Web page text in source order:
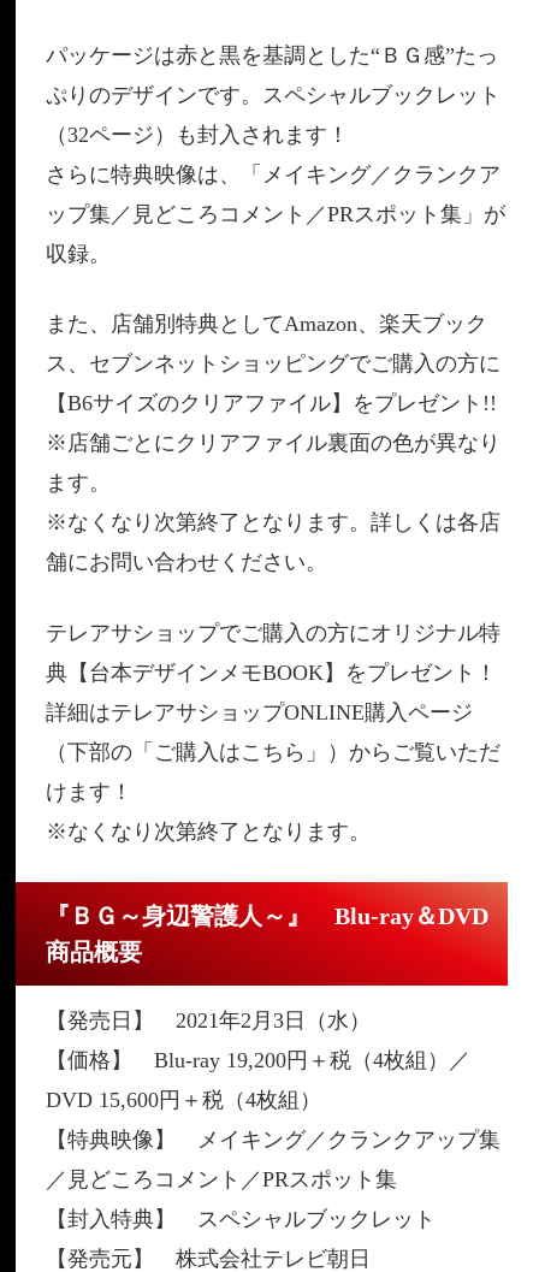
パッケージは赤と黒を基調とした“ＢＧ感”たっ
ぷりのデザインです。スペシャルブックレット
（32ページ）も封入されます！
さらに特典映像は、「メイキング／クランクア
ップ集／見どころコメント／PRスポット集」が
収録。
また、店舗別特典としてAmazon、楽天ブック
ス、セブンネットショッピングでご購入の方に
【B6サイズのクリアファイル】をプレゼント!!
※店舗ごとにクリアファイル裏面の色が異なり
ます。
※なくなり次第終了となります。詳しくは各店
舗にお問い合わせください。
テレアサショップでご購入の方にオリジナル特
典【台本デザインメモBOOK】をプレゼント！
詳細はテレアサショップONLINE購入ページ
（下部の「ご購入はこちら」）からご覧いただ
けます！
※なくなり次第終了となります。
『ＢＧ～身辺警護人～』 Blu-ray＆DVD
商品概要
【発売日】 2021年2月3日（水）
【価格】 Blu-ray 19,200円＋税（4枚組）／
DVD 15,600円＋税（4枚組）
【特典映像】 メイキング／クランクアップ集
／見どころコメント／PRスポット集
【封入特典】 スペシャルブックレット
【発売元】 株式会社テレビ朝日